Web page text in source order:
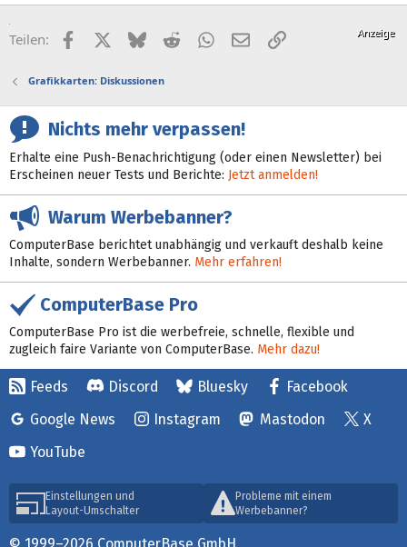
Teilen: FacebookX (Twitter)
BlueskyRedditWhatsApp
E-MailLink
Grafikkarten: Diskussionen
Nichts mehr verpassen!
Erhalte eine Push-Benachrichtigung (oder einen Newsletter) bei
Erscheinen neuer Tests und Berichte: Jetzt anmelden!
Warum Werbebanner?
ComputerBase berichtet unabhängig und verkauft deshalb keine
Inhalte, sondern Werbebanner. Mehr erfahren!
ComputerBase Pro
ComputerBase Pro ist die werbefreie, schnelle, flexible und
zugleich faire Variante von ComputerBase. Mehr dazu!
Feeds Discord Bluesky
Facebook
Google News
Instagram Mastodon
X
YouTube
Einstellungen und
Layout-Umschalter
Probleme mit einem
Werbebanner?
© 1999–2026 ComputerBase GmbH